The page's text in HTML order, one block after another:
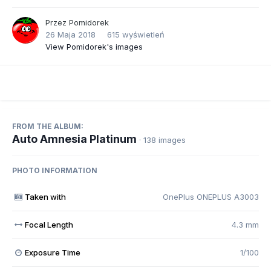
Przez Pomidorek
26 Maja 2018
615 wyświetleń
View Pomidorek's images
FROM THE ALBUM:
Auto Amnesia Platinum · 138 images
PHOTO INFORMATION
Taken with OnePlus ONEPLUS A3003
Focal Length 4.3 mm
Exposure Time 1/100